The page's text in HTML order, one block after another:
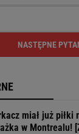
NASTĘPNE
miał już piłki
w Montrealu!